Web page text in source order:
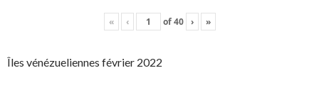
« ‹ of40 › »
Îles vénézueliennes février 2022